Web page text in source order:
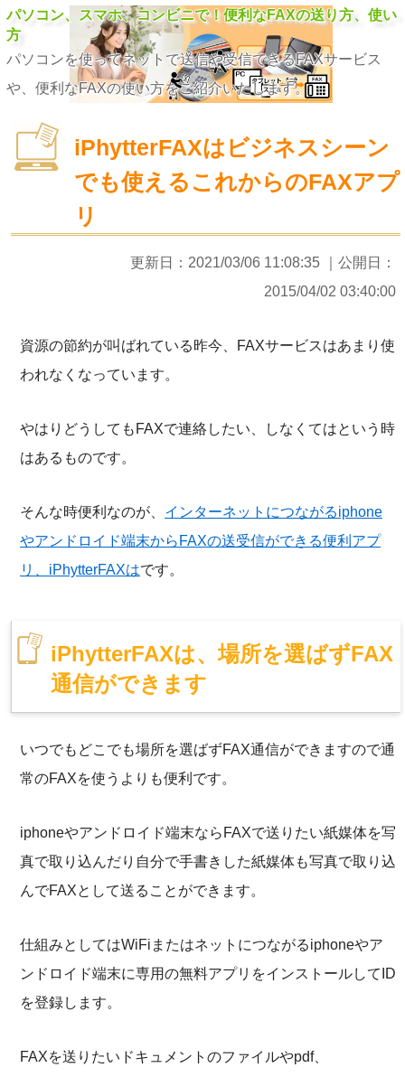
パソコン、スマホ、コンビニで！便利なFAXの送り方、使い
方
パソコンを使ってネットで送信や受信できるFAXサービス
や、便利なFAXの使い方をご紹介いたします。
iPhytterFAXはビジネスシーン
でも使えるこれからのFAXアプ
リ
更新日： 2021/03/06 11:08:35 ｜公開日：
2015/04/02 03:40:00
資源の節約が叫ばれている昨今、FAXサービスはあまり使
われなくなっています。
やはりどうしてもFAXで連絡したい、しなくてはという時
はあるものです。
そんな時便利なのが、 インターネットにつながるiphone
やアンドロイド端末からFAXの送受信ができる便利アプ
リ、iPhytterFAXはです。
iPhytterFAXは、場所を選ばずFAX
通信ができます
いつでもどこでも場所を選ばずFAX通信ができますので通
常のFAXを使うよりも便利です。
iphoneやアンドロイド端末ならFAXで送りたい紙媒体を写
真で取り込んだり自分で手書きした紙媒体も写真で取り込
んでFAXとして送ることができます。
仕組みとしてはWiFiまたはネットにつながるiphoneやア
ンドロイド端末に専用の無料アプリをインストールしてID
を登録します。
FAXを送りたいドキュメントのファイルやpdf、